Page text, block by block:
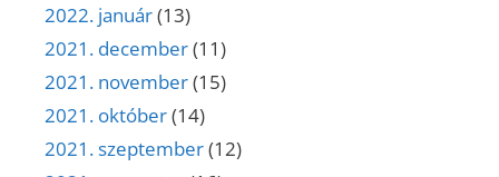
2022. január(13)
2021. december(11)
2021. november(15)
2021. október(14)
2021. szeptember(12)